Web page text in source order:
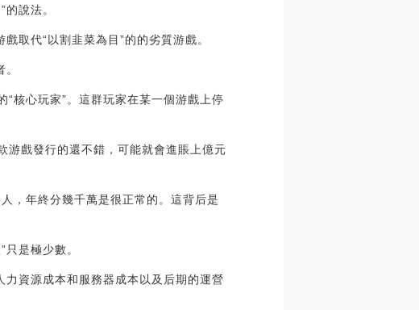
說法。
取代“以割韭菜為目”的的劣質游戲。
心玩家”。這群玩家在某一個游戲上停
戲發行的還不錯，可能就會進賬上億元
，年終分幾千萬是很正常的。這背后是
是極少數。
資源成本和服務器成本以及后期的運營